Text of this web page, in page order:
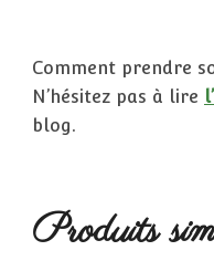
Comment prendre
N’hésitez pas à lire
blog.
Produits